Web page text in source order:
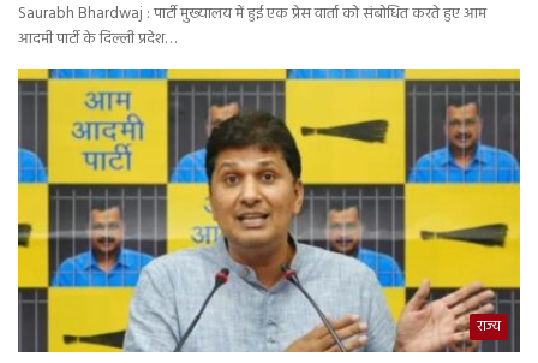
Saurabh Bhardwaj : पार्टी मुख्यालय में हुई एक प्रेस वार्ता को संबोधित करते हुए आम
आदमी पार्टी के दिल्ली प्रदेश…
राज्य